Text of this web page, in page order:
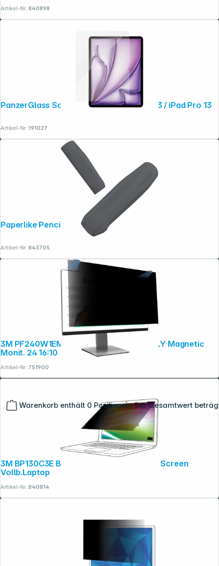
Warenkorb enthält 0 Positionen. Der Gesamtwert
Artikel-Nr.:840898
PanzerGlass Screen Protector iPad Air 13 / iPad Pro 13
Artikel-Nr.:191027
Paperlike Pencil Grips (Grey)
Artikel-Nr.:843705
3M PF240W1EM Blickschutzfilter COMPLY Magnetic
Monit. 24 16:10
Artikel-Nr.:751900
3M BP130C3E Blickschutzf. 3:2 13" Bright Screen
Vollb.Laptop
Artikel-Nr.:840814